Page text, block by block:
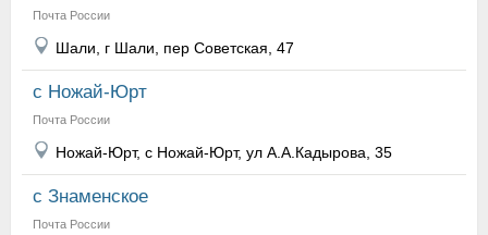
Почта России
Шали, г Шали, пер Советская, 47
с Ножай-Юрт
Почта России
Ножай-Юрт, с Ножай-Юрт, ул А.А.Кадырова, 35
с Знаменское
Почта России